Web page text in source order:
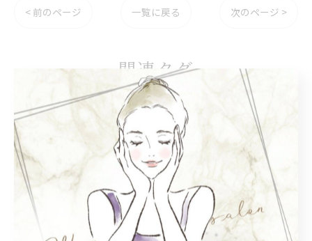
< 前のページ 一覧に戻る 次のページ >
関連タグ
#免疫力 #免疫 #基礎代謝
#基礎体温
#ルルオン
#ダイエット
カテゴリー Categories